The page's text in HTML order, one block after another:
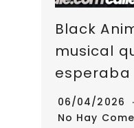
Black
musical
esperaba
06/04/2026
No Hay